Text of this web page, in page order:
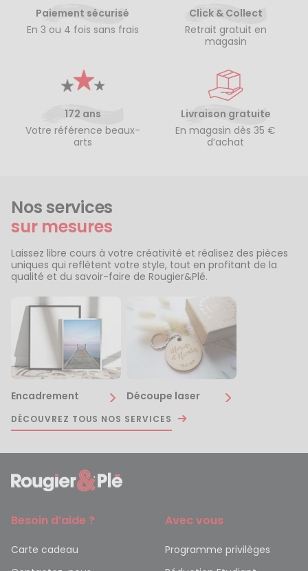
Paiement sécurisé
En 3 ou 4 fois sans frais
Click & Collect
Retrait gratuit en
magasin
172 ans
Votre référence beaux-
arts
Livraison gratuite
En magasin dès 35 €
d’achat
Nos services
sur mesures
Laissez libre cours à votre créativité et réalisez des pièces
uniques qui reflètent votre style, tout en profitant de la
qualité et du savoir-faire de Rougier&Plé.
Encadrement Découpe laser
DÉCOUVREZ TOUS NOS SERVICES
Besoin d’aide ?
Carte cadeau
Avec vous
Programme privilèges